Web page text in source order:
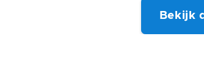
Bekijk